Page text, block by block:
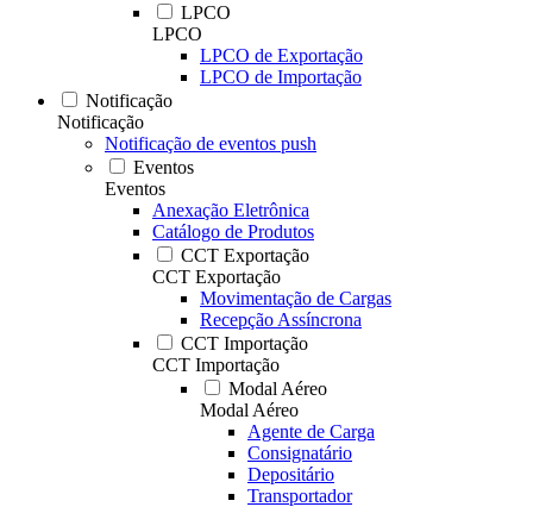
LPCO
LPCO
LPCO de Exportação
LPCO de Importação
Notificação
Notificação
Notificação de eventos push
Eventos
Eventos
Anexação Eletrônica
Catálogo de Produtos
CCT Exportação
CCT Exportação
Movimentação de Cargas
Recepção Assíncrona
CCT Importação
CCT Importação
Modal Aéreo
Modal Aéreo
Agente de Carga
Consignatário
Depositário
Transportador